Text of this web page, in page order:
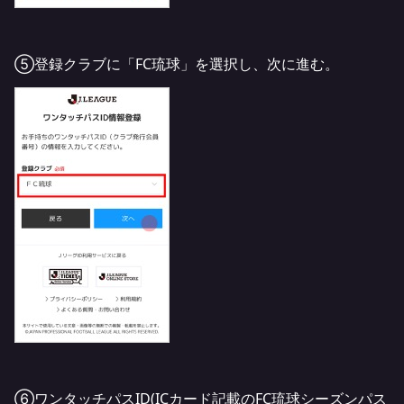
⑤登録クラブに「FC琉球」を選択し、次に進む。
⑥ワンタッチパスID(ICカード記載のFC琉球シーズンパス